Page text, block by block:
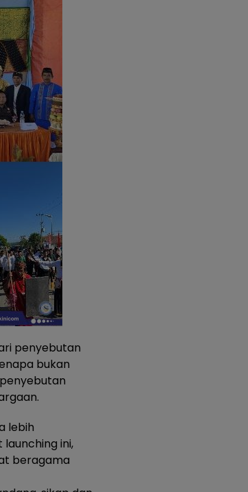
penyebutan
bukan
lebih
ini,
beragama